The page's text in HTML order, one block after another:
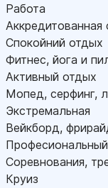
Работа
Аккредитованная
Спокойний отдых
Фитнес, йога и
Активный отдых
Мопед, серфинг,
Экстремальная
Вейкборд,
Соревнования,
Круиз